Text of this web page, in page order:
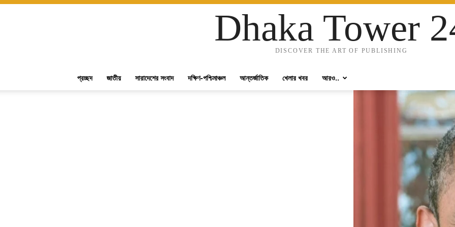
Dhaka Tower
DISCOVER THE ART OF PUBLISHING
প্রচ্ছদ জাতীয় সারাদেশের সংবাদ দক্ষিণ-পশ্চিমাঞ্চল আন্তর্জাতিক খেলার খবর আরও..